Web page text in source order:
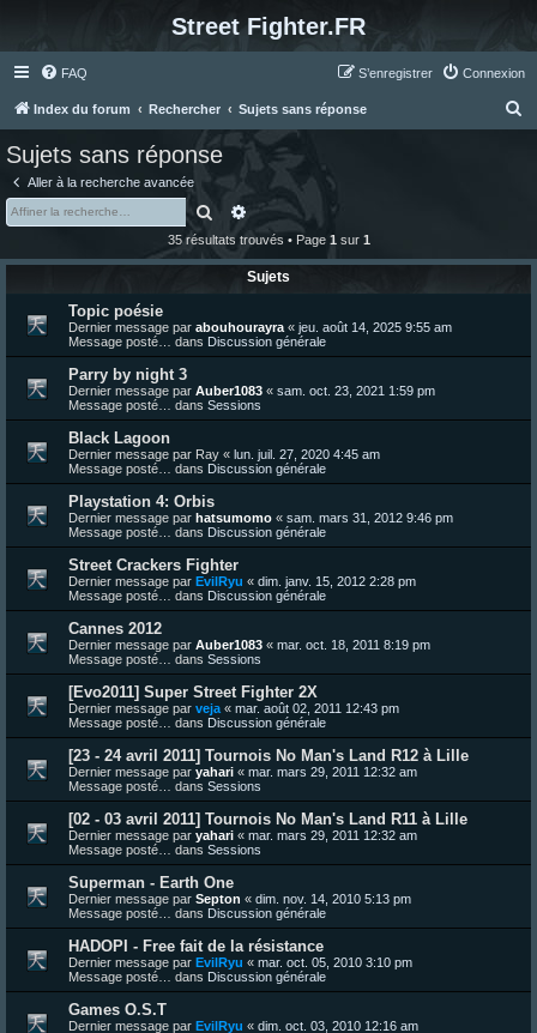
Street Fighter.FR
FAQ Connexion
S’enregistrer
Index du forum Rechercher Sujets sans réponse
Sujets sans réponse
Aller à la recherche avancée
RechercherRecherche avancée
35 résultats trouvés • Page 1 sur 1
Sujets
Topic poésie
Dernier message par abouhourayra « jeu. août 14, 2025 9:55 am
Message posté… dans Discussion générale
Parry by night 3
Dernier message par Auber1083 « sam. oct. 23, 2021 1:59 pm
Message posté… dans Sessions
Black Lagoon
Dernier message par Ray « lun. juil. 27, 2020 4:45 am
Message posté… dans Discussion générale
Playstation 4: Orbis
Dernier message par hatsumomo « sam. mars 31, 2012 9:46 pm
Message posté… dans Discussion générale
Street Crackers Fighter
Dernier message par EvilRyu « dim. janv. 15, 2012 2:28 pm
Message posté… dans Discussion générale
Cannes 2012
Dernier message par Auber1083 « mar. oct. 18, 2011 8:19 pm
Message posté… dans Sessions
[Evo2011] Super Street Fighter 2X
Dernier message par veja « mar. août 02, 2011 12:43 pm
Message posté… dans Discussion générale
[23 - 24 avril 2011] Tournois No Man's Land R12 à Lille
Dernier message par yahari « mar. mars 29, 2011 12:32 am
Message posté… dans Sessions
[02 - 03 avril 2011] Tournois No Man's Land R11 à Lille
Dernier message par yahari « mar. mars 29, 2011 12:32 am
Message posté… dans Sessions
Superman - Earth One
Dernier message par Septon « dim. nov. 14, 2010 5:13 pm
Message posté… dans Discussion générale
HADOPI - Free fait de la résistance
Dernier message par EvilRyu « mar. oct. 05, 2010 3:10 pm
Message posté… dans Discussion générale
Games O.S.T
Dernier message par EvilRyu « dim. oct. 03, 2010 12:16 am